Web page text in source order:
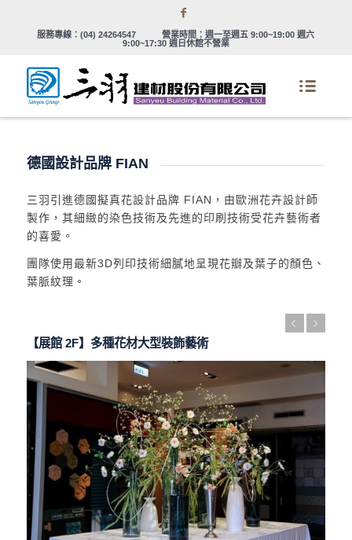
服務專線：(04) 24264547
營業時間：週一至週五 9:00~19:00 週六
9:00~17:30 週日休館不營業
德國設計品牌 FIAN
三羽引進德國擬真花設計品牌 FIAN，由歐洲花卉設計師
製作，其細緻的染色技術及先進的印刷技術受花卉藝術者
的喜愛。
團隊使用最新3D列印技術細膩地呈現花瓣及葉子的顏色、
葉脈紋理。
【展館 2F】多種花材大型裝飾藝術